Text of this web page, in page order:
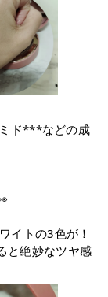
ド***などの成
イトの3色が！
と絶妙なツヤ感